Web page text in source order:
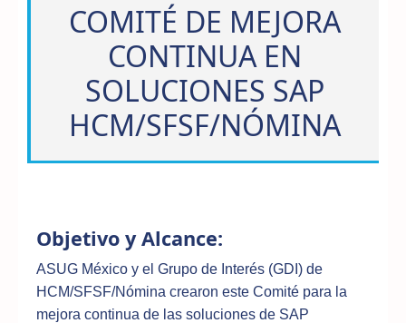
COMITÉ DE MEJORA
CONTINUA EN
SOLUCIONES SAP
HCM/SFSF/NÓMINA
Objetivo y Alcance:
ASUG México y el Grupo de Interés (GDI) de
HCM/SFSF/Nómina crearon este Comité para la
mejora continua de las soluciones de SAP